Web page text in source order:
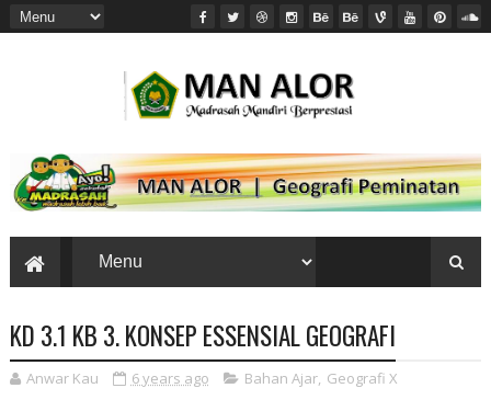
KD 3.1 KB 3. KONSEP ESSENSIAL GEOGRAFI
Anwar Kau 6 years ago Bahan Ajar, Geografi X